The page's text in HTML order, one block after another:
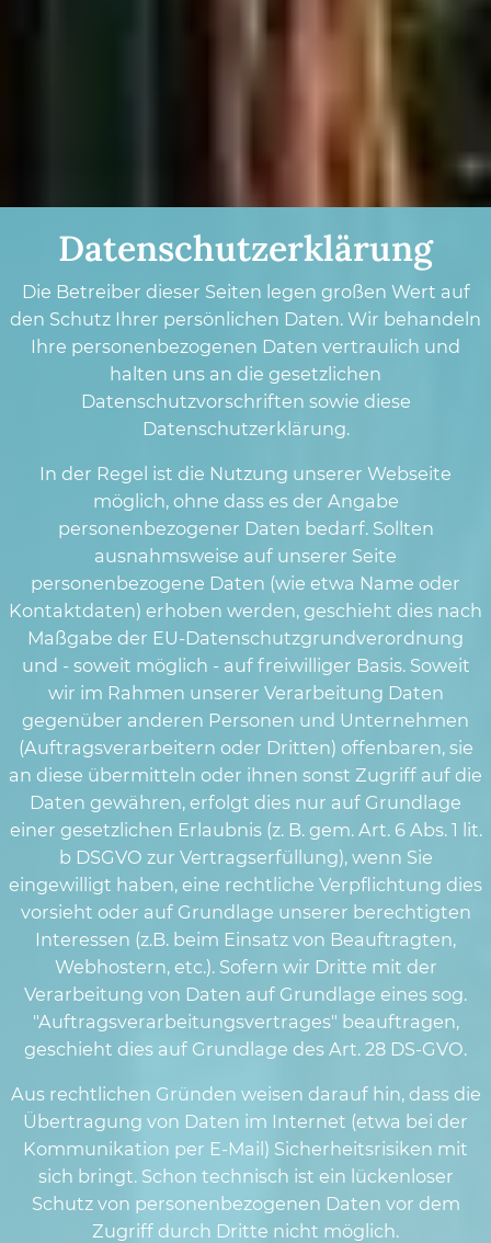
Datenschutz­erklärung
Die Betreiber dieser Seiten legen großen Wert auf
den Schutz Ihrer persönlichen Daten. Wir behandeln
Ihre personenbezogenen Daten vertraulich und
halten uns an die gesetzlichen
Datenschutzvorschriften sowie diese
Datenschutzerklärung.
In der Regel ist die Nutzung unserer Webseite
möglich, ohne dass es der Angabe
personenbezogener Daten bedarf. Sollten
ausnahmsweise auf unserer Seite
personenbezogene Daten (wie etwa Name oder
Kontaktdaten) erhoben werden, geschieht dies nach
Maßgabe der EU-Datenschutzgrundverordnung
und - soweit möglich - auf freiwilliger Basis. Soweit
wir im Rahmen unserer Verarbeitung Daten
gegenüber anderen Personen und Unternehmen
(Auftragsverarbeitern oder Dritten) offenbaren, sie
an diese übermitteln oder ihnen sonst Zugriff auf die
Daten gewähren, erfolgt dies nur auf Grundlage
einer gesetzlichen Erlaubnis (z. B. gem. Art. 6 Abs. 1 lit.
b DSGVO zur Vertragserfüllung), wenn Sie
eingewilligt haben, eine rechtliche Verpflichtung dies
vorsieht oder auf Grundlage unserer berechtigten
Interessen (z.B. beim Einsatz von Beauftragten,
Webhostern, etc.). Sofern wir Dritte mit der
Verarbeitung von Daten auf Grundlage eines sog.
"Auftragsverarbeitungsvertrages" beauftragen,
geschieht dies auf Grundlage des Art. 28 DS-GVO.
Aus rechtlichen Gründen weisen darauf hin, dass die
Übertragung von Daten im Internet (etwa bei der
Kommunikation per E-Mail) Sicherheitsrisiken mit
sich bringt. Schon technisch ist ein lückenloser
Schutz von personenbezogenen Daten vor dem
Zugriff durch Dritte nicht möglich.